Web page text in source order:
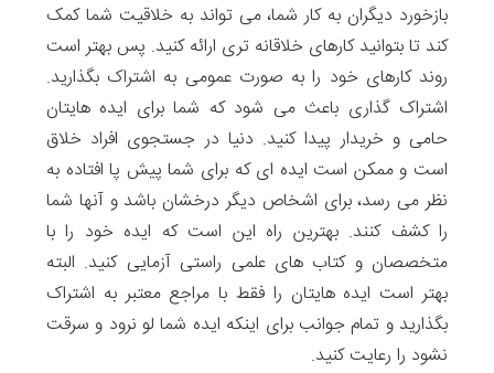
بازخورد دیگران به کار شما، می تواند به خلاقیت شما کمک
کند تا بتوانید کارهای خلاقانه تری ارائه کنید. پس بهتر است
روند کارهای خود را به صورت عمومی به اشتراک بگذارید.
اشتراک گذاری باعث می شود که شما برای ایده هایتان
حامی و خریدار پیدا کنید. دنیا در جستجوی افراد خلاق
است و ممکن است ایده ای که برای شما پیش پا افتاده به
نظر می رسد، برای اشخاص دیگر درخشان باشد و آنها شما
را کشف کنند. بهترین راه این است که ایده خود را با
متخصصان و کتاب های علمی راستی آزمایی کنید. البته
بهتر است ایده هایتان را فقط با مراجع معتبر به اشتراک
بگذارید و تمام جوانب برای اینکه ایده شما لو نرود و سرقت
نشود را رعایت کنید.